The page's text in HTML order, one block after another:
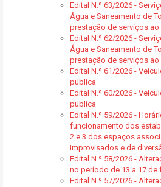
Edital N.º 63/2026 -
Água e Saneamento de
prestação de serviços
Edital N.º 62/2026 -
Água e Saneamento de
prestação de serviços
Edital N.º 61/2026 -
pública
Edital N.º 60/2026 -
pública
Edital N.º 59/2026 -
funcionamento dos
2 e 3 dos espaços
improvisados e de
Edital N.º 58/2026 -
no período de 13 a 17 de
Edital N.º 57/2026 -